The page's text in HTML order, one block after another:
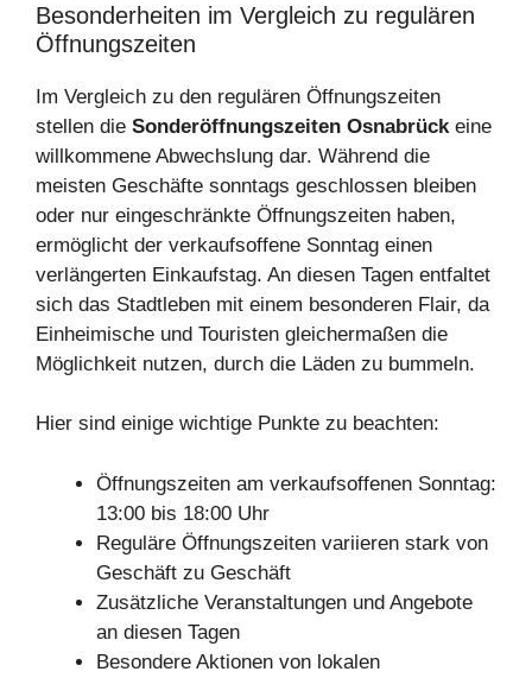
Besonderheiten im Vergleich zu regulären
Öffnungszeiten
Im Vergleich zu den regulären Öffnungszeiten
stellen die Sonderöffnungszeiten Osnabrück eine
willkommene Abwechslung dar. Während die
meisten Geschäfte sonntags geschlossen bleiben
oder nur eingeschränkte Öffnungszeiten haben,
ermöglicht der verkaufsoffene Sonntag einen
verlängerten Einkaufstag. An diesen Tagen entfaltet
sich das Stadtleben mit einem besonderen Flair, da
Einheimische und Touristen gleichermaßen die
Möglichkeit nutzen, durch die Läden zu bummeln.
Hier sind einige wichtige Punkte zu beachten:
Öffnungszeiten am verkaufsoffenen Sonntag:
13:00 bis 18:00 Uhr
Reguläre Öffnungszeiten variieren stark von
Geschäft zu Geschäft
Zusätzliche Veranstaltungen und Angebote
an diesen Tagen
Besondere Aktionen von lokalen